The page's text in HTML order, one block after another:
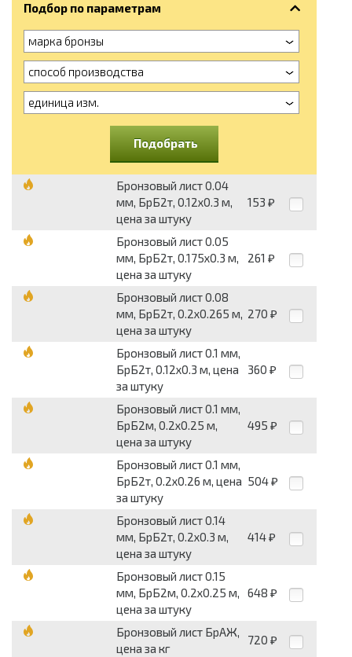
Подбор по параметрам
марка бронзы
способ производства
единица изм.
Подобрать
Бронзовый лист 0.04
мм, БрБ2т, 0.12х0.3 м,
цена за штуку
153 ₽
Бронзовый лист 0.05
мм, БрБ2т, 0.175х0.3 м,
цена за штуку
261 ₽
Бронзовый лист 0.08
мм, БрБ2т, 0.2х0.265 м,
цена за штуку
270 ₽
Бронзовый лист 0.1 мм,
БрБ2т, 0.12х0.3 м, цена
за штуку
360 ₽
Бронзовый лист 0.1 мм,
БрБ2м, 0.2х0.25 м,
цена за штуку
495 ₽
Бронзовый лист 0.1 мм,
БрБ2т, 0.2х0.26 м, цена
за штуку
504 ₽
Бронзовый лист 0.14
мм, БрБ2т, 0.2х0.3 м,
цена за штуку
414 ₽
Бронзовый лист 0.15
мм, БрБ2м, 0.2х0.25 м,
цена за штуку
648 ₽
Бронзовый лист БрАЖ,
цена за кг
720 ₽